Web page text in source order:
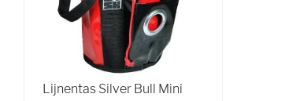
Lijnentas Silver Bull Mini